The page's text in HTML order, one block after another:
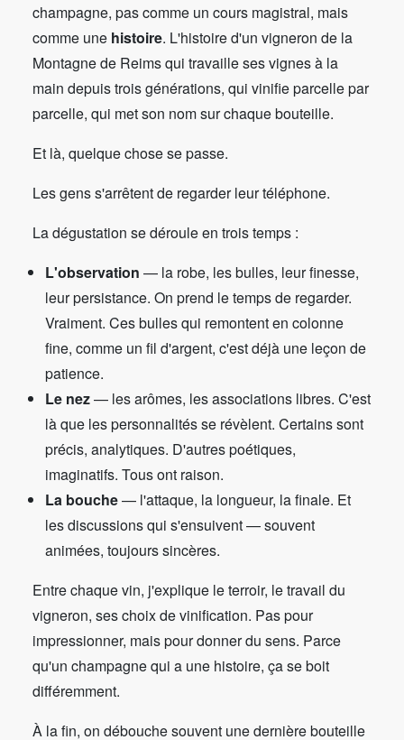
champagne, pas comme un cours magistral, mais
comme une histoire. L'histoire d'un vigneron de la
Montagne de Reims qui travaille ses vignes à la
main depuis trois générations, qui vinifie parcelle par
parcelle, qui met son nom sur chaque bouteille.
Et là, quelque chose se passe.
Les gens s'arrêtent de regarder leur téléphone.
La dégustation se déroule en trois temps :
L'observation — la robe, les bulles, leur finesse,
leur persistance. On prend le temps de regarder.
Vraiment. Ces bulles qui remontent en colonne
fine, comme un fil d'argent, c'est déjà une leçon de
patience.
Le nez— les arômes, les associations libres. C'est
là que les personnalités se révèlent. Certains sont
précis, analytiques. D'autres poétiques,
imaginatifs. Tous ont raison.
La bouche— l'attaque, la longueur, la finale. Et
les discussions qui s'ensuivent — souvent
animées, toujours sincères.
Entre chaque vin, j'explique le terroir, le travail du
vigneron, ses choix de vinification. Pas pour
impressionner, mais pour donner du sens. Parce
qu'un champagne qui a une histoire, ça se boit
différemment.
À la fin, on débouche souvent une dernière bouteille